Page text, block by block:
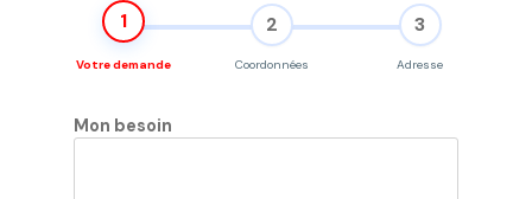
1
Votre demande
2
Coordonnées
3
Adresse
Mon besoin